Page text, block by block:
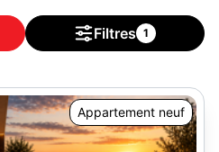
Filtres 1
Appartement neuf